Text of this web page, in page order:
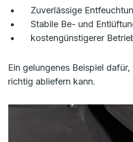
Zuverlässige
Stabile Be- und
kostengünstigerer
Ein gelungenes Beispiel
richtig abliefern kann.